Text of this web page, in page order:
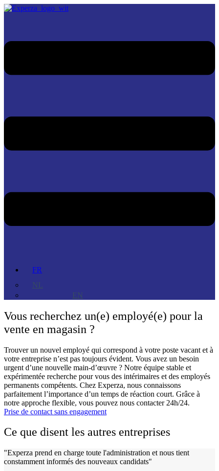
FR
NL
EN
Vous recherchez un(e) employé(e) pour la
vente en magasin ?
Trouver un nouvel employé qui correspond à votre poste vacant et à
votre entreprise n’est pas toujours évident. Vous avez un besoin
urgent d’une nouvelle main-d’œuvre ? Notre équipe stable et
expérimentée recherche pour vous des intérimaires et des employés
permanents compétents. Chez Experza, nous connaissons
parfaitement l’importance d’un temps de réaction court. Grâce à
notre approche flexible, vous pouvez nous contacter 24h/24.
Prise de contact sans engagement
Ce que disent les autres entreprises
"Experza prend en charge toute l'administration et nous tient
constamment informés des nouveaux candidats"